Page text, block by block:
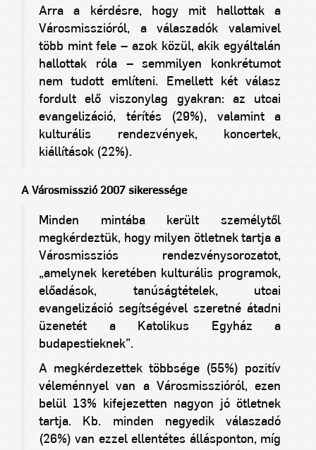
Arra a kérdésre, hogy mit hallottak a
Városmisszióról, a válaszadók valamivel
több mint fele – azok közül, akik egyáltalán
hallottak róla – semmilyen konkrétumot
nem tudott említeni. Emellett két válasz
fordult elő viszonylag gyakran: az utcai
evangelizáció, térítés (29%), valamint a
kulturális rendezvények, koncertek,
kiállítások (22%).
A Városmisszió 2007 sikeressége
Minden mintába került személytől
megkérdeztük, hogy milyen ötletnek tartja a
Városmissziós rendezvénysorozatot,
„amelynek keretében kulturális programok,
előadások, tanúságtételek, utcai
evangelizáció segítségével szeretné átadni
üzenetét a Katolikus Egyház a
budapestieknek”.
A megkérdezettek többsége (55%) pozitív
véleménnyel van a Városmisszióról, ezen
belül 13% kifejezetten nagyon jó ötletnek
tartja. Kb. minden negyedik válaszadó
(26%) van ezzel ellentétes állásponton, míg